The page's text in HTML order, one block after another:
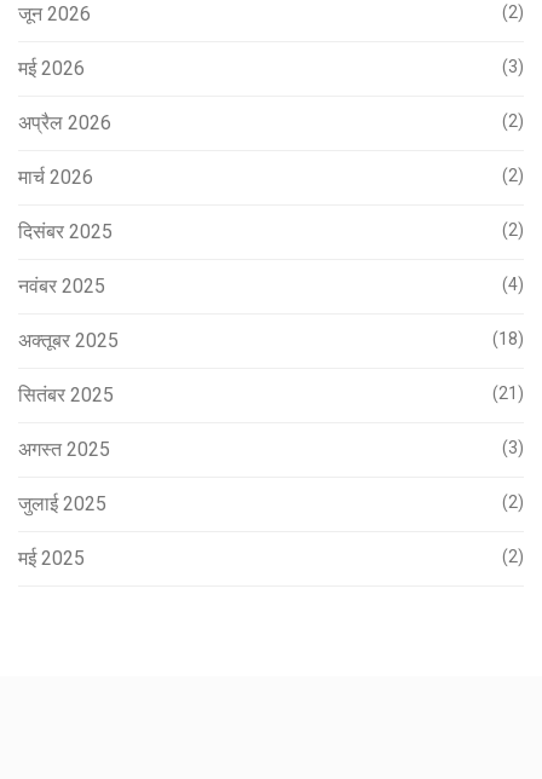
जून 2026 (2)
मई 2026 (3)
अप्रैल 2026 (2)
मार्च 2026 (2)
दिसंबर 2025 (2)
नवंबर 2025 (4)
अक्तूबर 2025 (18)
सितंबर 2025 (21)
अगस्त 2025 (3)
जुलाई 2025 (2)
मई 2025 (2)